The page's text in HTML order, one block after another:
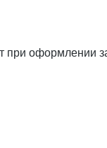
при оформлении